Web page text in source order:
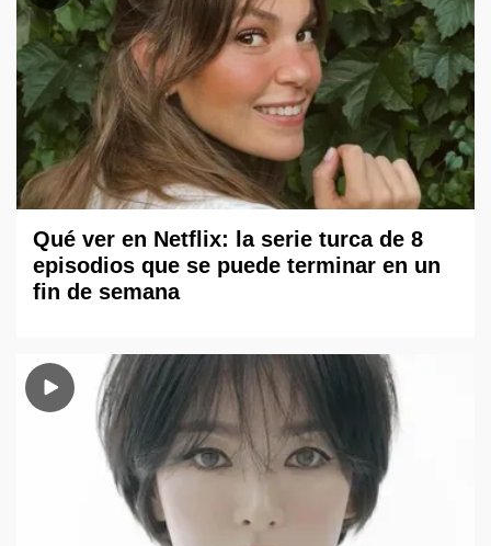
Qué ver en Netflix: la serie turca de 8
episodios que se puede terminar en un
fin de semana